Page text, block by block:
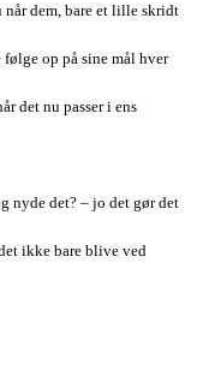
dem, bare et lille skridt
op på sine mål hver
det nu passer i ens
nyde det? – jo det gør det
ikke bare blive ved